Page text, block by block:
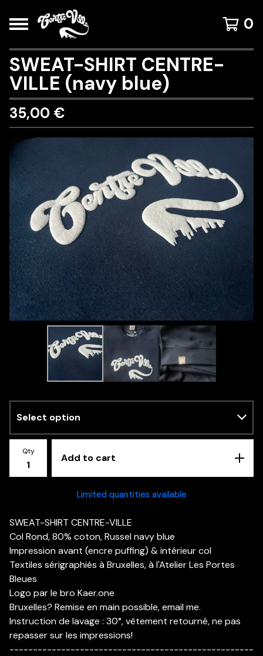
0
SWEAT-SHIRT CENTRE-
VILLE (navy blue)
35,00 €
Qty
Add to cart
Limited quantities available
SWEAT-SHIRT CENTRE-VILLE
Col Rond, 80% coton, Russel navy blue
Impression avant (encre puffing) & intérieur col
Textiles sérigraphiés à Bruxelles, à l'Atelier Les Portes
Bleues
Logo par le bro Kaer.one
Bruxelles? Remise en main possible, email me.
Instruction de lavage : 30°, vêtement retourné, ne pas
repasser sur les impressions!
----------------------------------------------------